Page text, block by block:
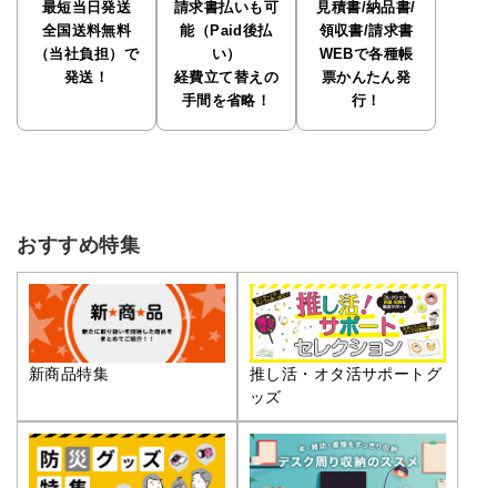
最短当日発送
全国送料無料
（当社負担）で
発送！
請求書払いも可
能（Paid後払
い）
経費立て替えの
手間を省略！
見積書/納品書/
領収書/請求書
WEBで各種帳
票かんたん発
行！
おすすめ特集
新商品特集
推し活・オタ活サポートグ
ッズ